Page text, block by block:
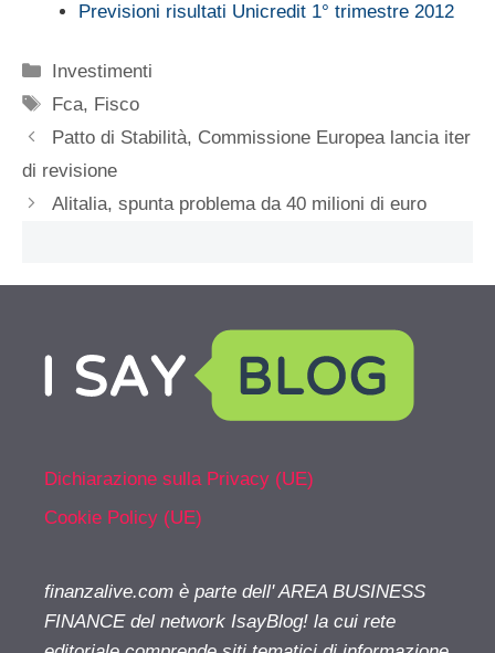
Previsioni risultati Unicredit 1° trimestre 2012
Categorie
Investimenti
Tag
Fca, Fisco
Patto di Stabilità, Commissione Europea lancia iter
di revisione
Alitalia, spunta problema da 40 milioni di euro
Dichiarazione sulla Privacy (UE)
Cookie Policy (UE)
finanzalive.com è parte dell' AREA BUSINESS
FINANCE del network IsayBlog! la cui rete